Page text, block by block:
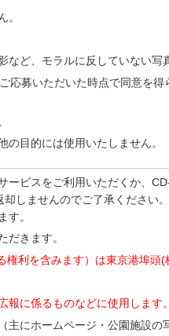
。
ど、モラルに反していない写
応募いただいた時点で同意を得
目的には使用いたしません。
ービスをご利用いただくか、
しませんのでご了承ください
す。
だきます。
利を含みます）は東京港埠頭(
に係るものなどに使用します。
にホームページ・公園施設の